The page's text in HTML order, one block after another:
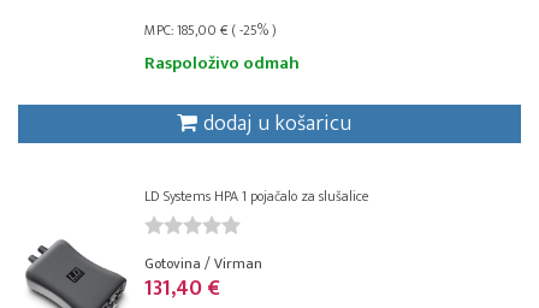
MPC: 185,00 € ( -25% )
Raspoloživo odmah
dodaj u košaricu
LD Systems HPA 1 pojačalo za slušalice
Gotovina / Virman
131,40 €